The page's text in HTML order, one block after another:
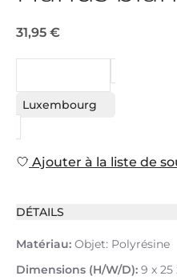
31,95 €
Luxembourg
Ajouter à la liste de
DÉTAILS
Matériau: Objet: Polyrésine
Dimensions (H/W/D): 9 x 25